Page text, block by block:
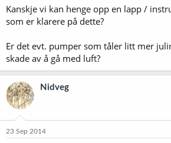
Kanskje vi kan henge opp en lapp /
som er klarere på dette?
Er det evt. pumper som tåler litt mer
skade av å gå med luft?
Nidveg
23 Sep 2014